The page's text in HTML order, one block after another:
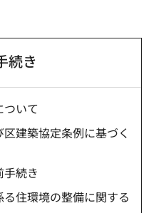
続き
いて
建築協定条例に基づく
続き
住環境の整備に関する